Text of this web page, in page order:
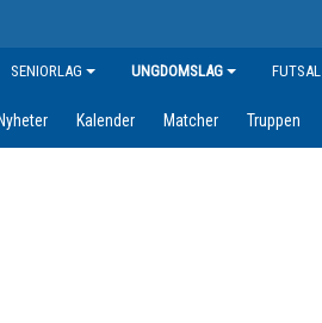
SENIORLAG UNGDOMSLAG FUTSAL
Nyheter Kalender Matcher Truppen